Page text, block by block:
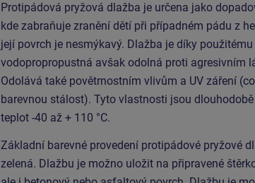
Protipádová pryžová dlažba je určena jako
kde zabraňuje zranění dětí při případném pádu z
její povrch je nesmýkavý. Dlažba je díky
vodopropropustná avšak odolná proti agresivním
Odolává také povětrnostním vlivům a UV záření
barevnou stálost). Tyto vlastnosti jsou
teplot -40 až + 110 °C.
Základní barevné provedení protipádové pryžové
zelená. Dlažbu je možno uložit na připravené